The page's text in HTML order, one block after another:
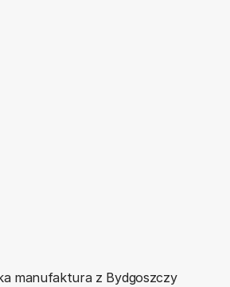
manufaktura z Bydgoszczy